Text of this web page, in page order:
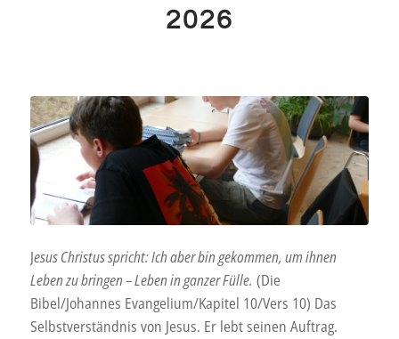
2026
Jesus Christus spricht: Ich aber bin gekommen, um ihnen
Leben zu bringen – Leben in ganzer Fülle. (Die
Bibel/Johannes Evangelium/Kapitel 10/Vers 10) Das
Selbstverständnis von Jesus. Er lebt seinen Auftrag.